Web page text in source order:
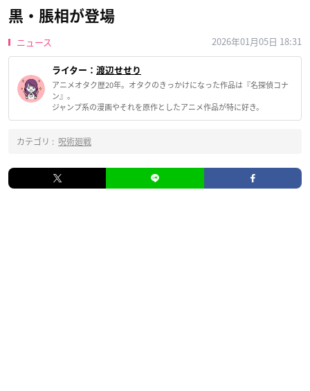
黒・脹相が登場
ニュース 2026年01月05日 18:31
ライター： 渡辺せせり
アニメオタク歴20年。オタクのきっかけになった作品は『名探偵コナ
ン』。
ジャンプ系の漫画やそれを原作としたアニメ作品が特に好き。
カテゴリ : 呪術廻戦